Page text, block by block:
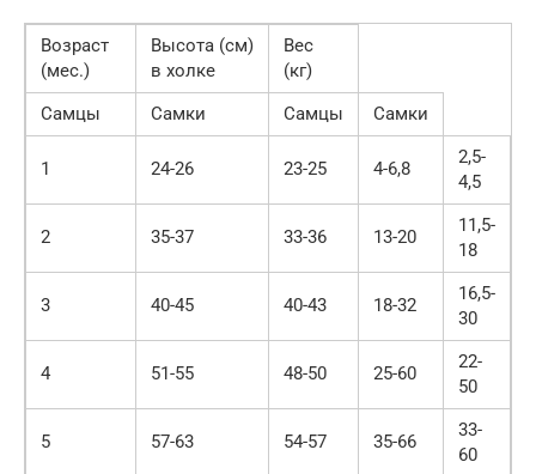
Возраст
(мес.)
Высота (см)
в холке
Вес
(кг)
Самцы
Самки Самцы Самки
1 24-26 23-25 4-6,8
2,5-
4,5
2 35-37 33-36 13-20
11,5-
18
3 40-45 40-43 18-32
16,5-
30
4 51-55 48-50 25-60
22-
50
5 57-63 54-57 35-66
33-
60